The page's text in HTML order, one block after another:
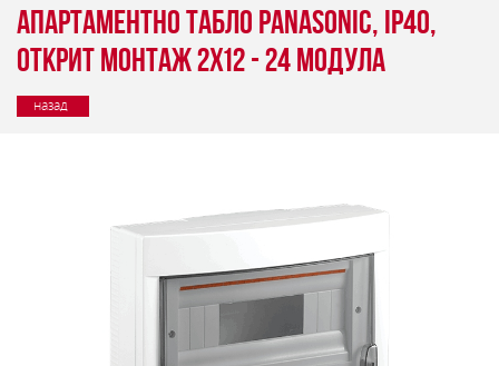
Апартаментно табло Panasonic, IP40,
открит монтаж 2х12 - 24 модула
назад